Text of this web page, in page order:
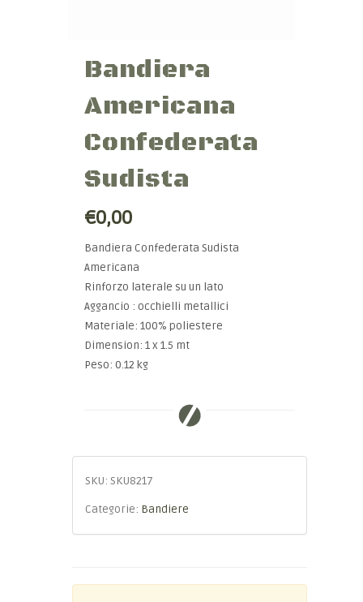
Bandiera
Americana
Confederata
Sudista
€0,00
Bandiera Confederata Sudista
Americana
Rinforzo laterale su un lato
Aggancio : occhielli metallici
Materiale: 100% poliestere
Dimension: 1 x 1.5 mt
Peso: 0.12 kg
SKU: SKU8217
Categorie: Bandiere